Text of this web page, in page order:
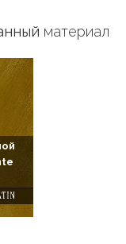
материал